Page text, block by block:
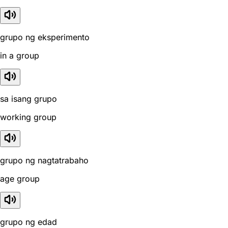
grupo ng eksperimento
in a group
sa isang grupo
working group
grupo ng nagtatrabaho
age group
grupo ng edad